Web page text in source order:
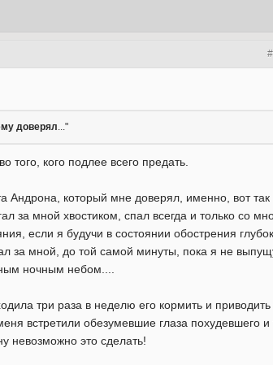
доверял..."
того, кого подлее всего предать.
Андрона, который мне доверял, именно, вот
за мной хвостиком, спал всегда и только со
если я будучи в состоянии обострения
за мной, до той самой минуты, пока я не
ночным небом....
три раза в неделю его кормить и
встретили обезумевшие глаза похудевшего
невозможно это сделать!